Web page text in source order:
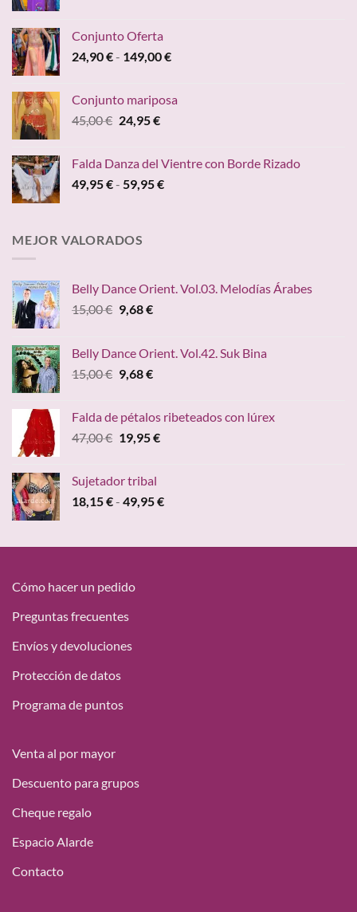
19,95 €
Conjunto Oferta
24,90€- 149,00€Rango
desde
Conjunto mariposa
45,00€ El
era:
45,00 €.
24,95€El
es:
24,95 €.
Falda Danza del Vientre con Borde Rizado
49,95€- 59,95€Rango
59,95 €
MEJOR VALORADOS
Belly Dance Orient. Vol.03. Melodías Árabes
15,00€ El
era:
15,00 €.
9,68€El
es:
9,68 €.
Belly Dance Orient. Vol.42. Suk Bina
15,00€ El
era:
15,00 €.
9,68€El
es:
9,68 €.
Falda de pétalos ribeteados con lúrex
47,00€ El
era:
47,00 €.
19,95€El
19,95 €.
Sujetador tribal
18,15€- 49,95€Rango
desde
Cómo hacer un pedido
Preguntas frecuentes
Envíos y devoluciones
Protección de datos
Programa de puntos
Venta al por mayor
Descuento para grupos
Cheque regalo
Espacio Alarde
Contacto